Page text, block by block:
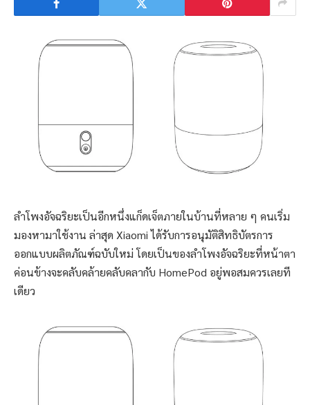
ลำโพงอัจฉริยะเป็นอีกหนึ่งแก็ดเจ็ตภายในบ้านที่หลาย ๆ คนเริ่ม
มองหามาใช้งาน ล่าสุด Xiaomi ได้รับการอนุมัติสิทธิบัตรการ
ออกแบบผลิตภัณฑ์ฉบับใหม่ โดยเป็นของลำโพงอัจฉริยะที่หน้าตา
ค่อนข้างจะคลับคล้ายคลับคลากับ HomePod อยู่พอสมควรเลยที
เดียว